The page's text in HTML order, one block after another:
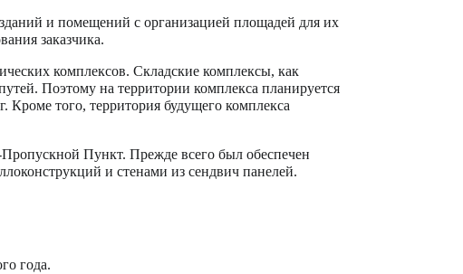
и помещений с организацией площадей для их
заказчика.
комплексов. Складские комплексы, как
Поэтому на территории комплекса планируется
Кроме того, территория будущего комплекса
Пункт. Прежде всего был обеспечен
и стенами из сендвич панелей.
года.